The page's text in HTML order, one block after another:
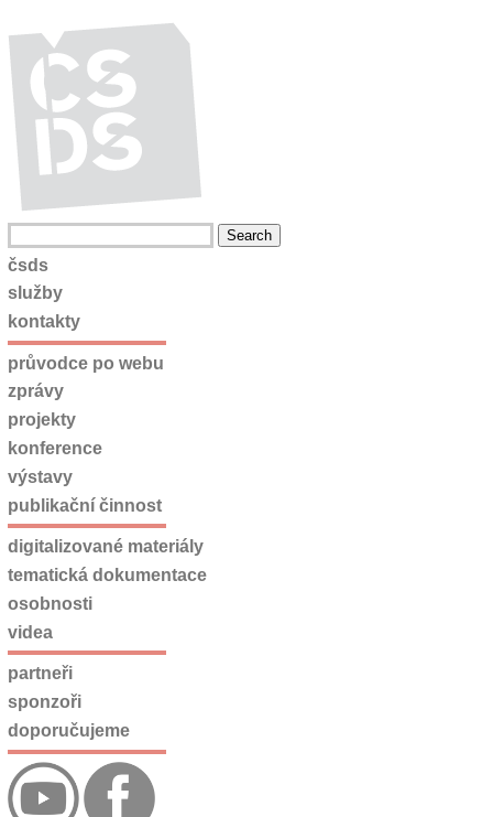
čsds
služby
kontakty
průvodce po webu
zprávy
projekty
konference
výstavy
publikační činnost
digitalizované materiály
tematická dokumentace
osobnosti
videa
partneři
sponzoři
doporučujeme